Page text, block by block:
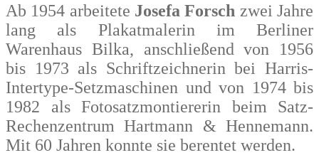
Ab 1954 arbeitete Josefa Forsch zwei Jahre
lang als Plakatmalerin im Berliner
Warenhaus Bilka, anschließend von 1956
bis 1973 als Schriftzeichnerin bei Harris-
Intertype-Setzmaschinen und von 1974 bis
1982 als Fotosatzmontiererin beim Satz-
Rechenzentrum Hartmann & Hennemann.
Mit 60 Jahren konnte sie berentet werden.